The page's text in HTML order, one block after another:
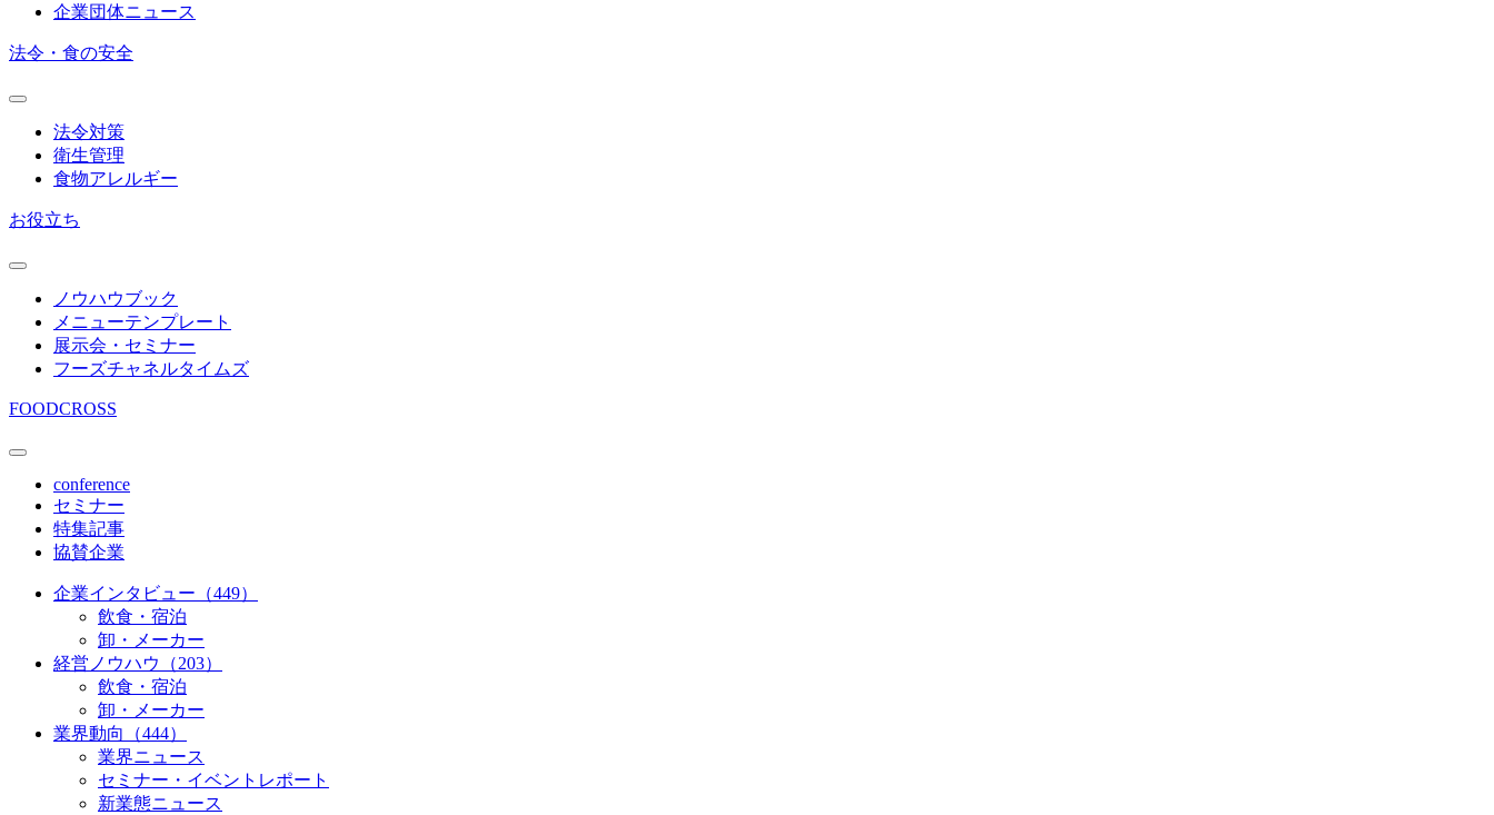
企業団体ニュース
法令・食の安全
法令対策
衛生管理
食物アレルギー
お役立ち
ノウハウブック
メニューテンプレート
展示会・セミナー
フーズチャネルタイムズ
FOODCROSS
conference
セミナー
特集記事
協賛企業
企業インタビュー（449）
飲食・宿泊
卸・メーカー
経営ノウハウ（203）
飲食・宿泊
卸・メーカー
業界動向（444）
業界ニュース
セミナー・イベントレポート
新業態ニュース